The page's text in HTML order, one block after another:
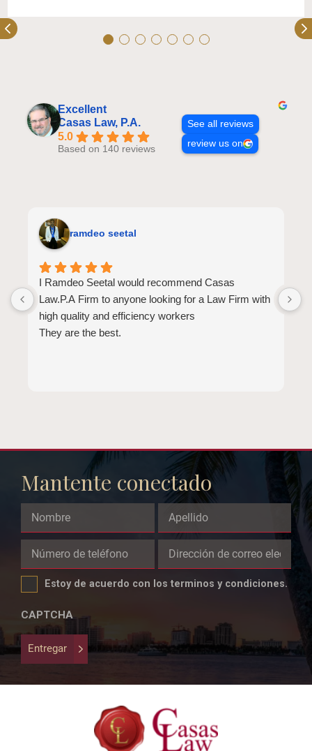
Excellent
Casas Law, P.A.
5.0
Based on 140 reviews
See all reviews
review us on
ramdeo seetal
I Ramdeo Seetal would recommend Casas
Law.P.A Firm to anyone looking for a Law Firm with
high quality and efficiency workers
They are the best.
Mantente conectado
Estoy de acuerdo con los terminos y condiciones.
CAPTCHA
Comments
This
field
is
for
validation
purposes
and
Entregar